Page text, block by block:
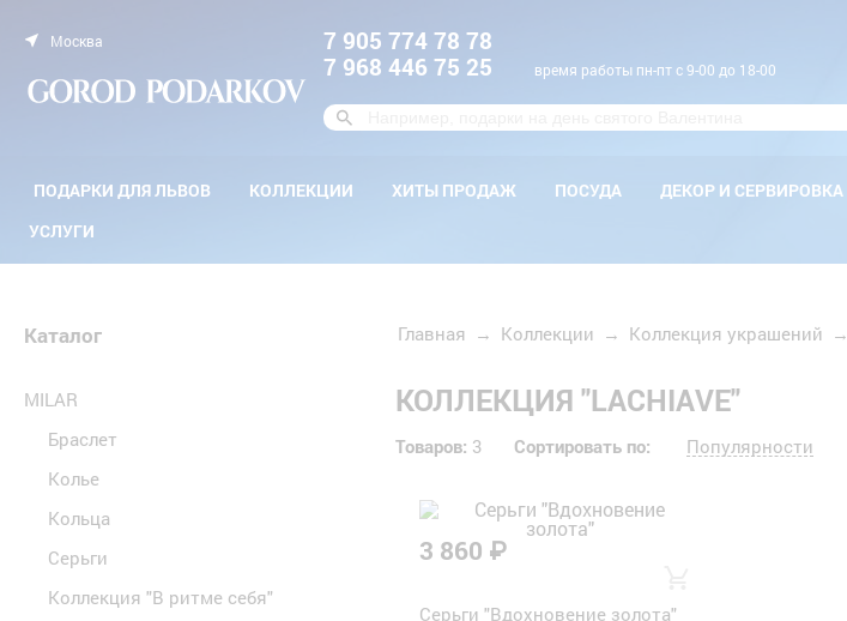
Москва
7 905 774 78 78
7 968 446 75 25
время работы пн-пт с 9-00 до 18-00
ПОДАРКИ ДЛЯ ЛЬВОВ КОЛЛЕКЦИИ ХИТЫ ПРОДАЖ ПОСУДА ДЕКОР И СЕРВИРОВКА
УСЛУГИ
Каталог
MILAR
Браслет
Колье
Кольца
Серьги
Коллекция "В ритме себя"
Главная → Коллекции → Коллекция украшений →
КОЛЛЕКЦИЯ "LACHIAVE"
Товаров: 3 Сортировать по: Популярности
3 860 ₽
Серьги "Вдохновение золота"